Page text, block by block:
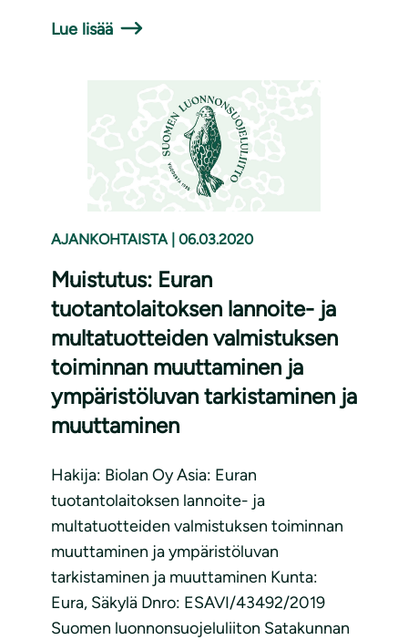
Lue lisää
AJANKOHTAISTA 06.03.2020
Muistutus: Euran
tuotantolaitoksen lannoite- ja
multatuotteiden valmistuksen
toiminnan muuttaminen ja
ympäristöluvan tarkistaminen ja
muuttaminen
Hakija: Biolan Oy Asia: Euran
tuotantolaitoksen lannoite- ja
multatuotteiden valmistuksen toiminnan
muuttaminen ja ympäristöluvan
tarkistaminen ja muuttaminen Kunta:
Eura, Säkylä Dnro: ESAVI/43492/2019
Suomen luonnonsuojeluliiton Satakunnan